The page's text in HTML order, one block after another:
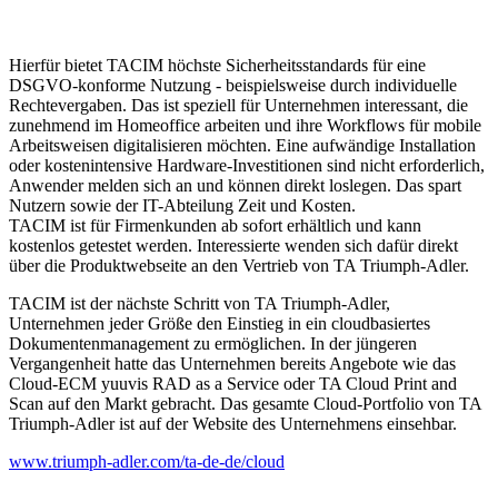
Hierfür bietet TACIM höchste Sicherheitsstandards für eine
DSGVO-konforme Nutzung - beispielsweise durch individuelle
Rechtevergaben. Das ist speziell für Unternehmen interessant, die
zunehmend im Homeoffice arbeiten und ihre Workflows für mobile
Arbeitsweisen digitalisieren möchten. Eine aufwändige Installation
oder kostenintensive Hardware-Investitionen sind nicht erforderlich,
Anwender melden sich an und können direkt loslegen. Das spart
Nutzern sowie der IT-Abteilung Zeit und Kosten.
TACIM ist für Firmenkunden ab sofort erhältlich und kann
kostenlos getestet werden. Interessierte wenden sich dafür direkt
über die Produktwebseite an den Vertrieb von TA Triumph-Adler.
TACIM ist der nächste Schritt von TA Triumph-Adler,
Unternehmen jeder Größe den Einstieg in ein cloudbasiertes
Dokumentenmanagement zu ermöglichen. In der jüngeren
Vergangenheit hatte das Unternehmen bereits Angebote wie das
Cloud-ECM yuuvis RAD as a Service oder TA Cloud Print and
Scan auf den Markt gebracht. Das gesamte Cloud-Portfolio von TA
Triumph-Adler ist auf der Website des Unternehmens einsehbar.
www.triumph-adler.com/ta-de-de/cloud